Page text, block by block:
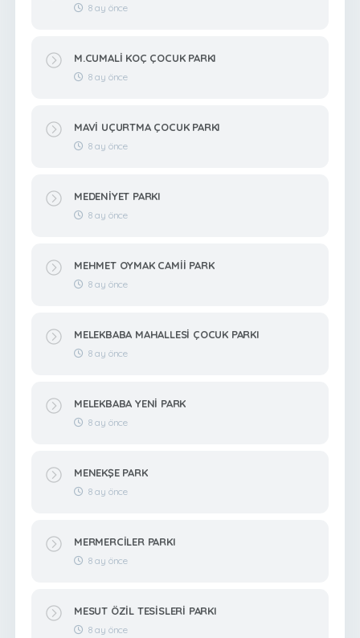
8 ay önce
M.CUMALİ KOÇ ÇOCUK PARKI
8 ay önce
MAVİ UÇURTMA ÇOCUK PARKI
8 ay önce
MEDENİYET PARKI
8 ay önce
MEHMET OYMAK CAMİİ PARK
8 ay önce
MELEKBABA MAHALLESİ ÇOCUK PARKI
8 ay önce
MELEKBABA YENİ PARK
8 ay önce
MENEKŞE PARK
8 ay önce
MERMERCİLER PARKI
8 ay önce
MESUT ÖZİL TESİSLERİ PARKI
8 ay önce